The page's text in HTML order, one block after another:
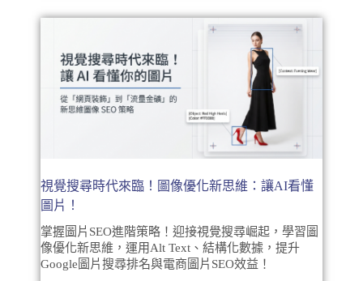
視覺搜尋時代來臨！圖像優化新思維：讓AI看懂
圖片！
掌握圖片SEO進階策略！迎接視覺搜尋崛起，學習圖
像優化新思維，運用Alt Text、結構化數據，提升
Google圖片搜尋排名與電商圖片SEO效益！